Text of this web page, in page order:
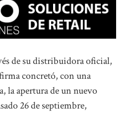
de su distribuidora oficial,
concretó, con una
apertura de un nuevo
26 de septiembre,